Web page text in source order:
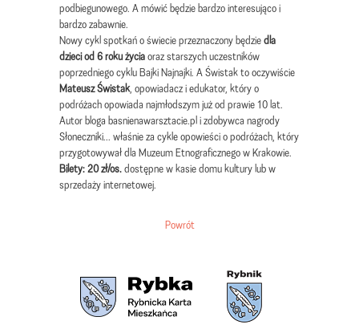
podbiegunowego. A mówić będzie bardzo interesująco i
bardzo zabawnie.
Nowy cykl spotkań o świecie przeznaczony będziedla
dzieci od 6 roku życiaoraz starszych uczestników
poprzedniego cyklu Bajki Najnajki. A Świstak to oczywiście
Mateusz Świstak, opowiadacz i edukator, który o
podróżach opowiada najmłodszym już od prawie 10 lat.
Autor bloga basnienawarsztacie.pl i zdobywca nagrody
Słoneczniki... właśnie za cykle opowieści o podróżach, który
przygotowywał dla Muzeum Etnograficznego w Krakowie.
Bilety: 20 zł/os.dostępne w kasie domu kultury lub w
sprzedaży internetowej.
Powrót